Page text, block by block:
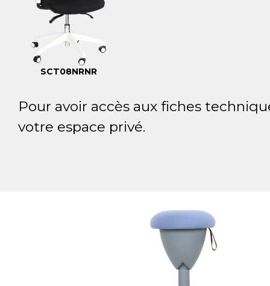
SCT08NRNR
Pour avoir accès aux fiches
votre espace privé.